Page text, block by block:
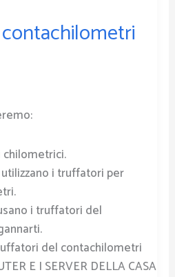
chilometrici.
i truffatori per
i truffatori del
del contachilometri
E I SERVER DELLA CASA